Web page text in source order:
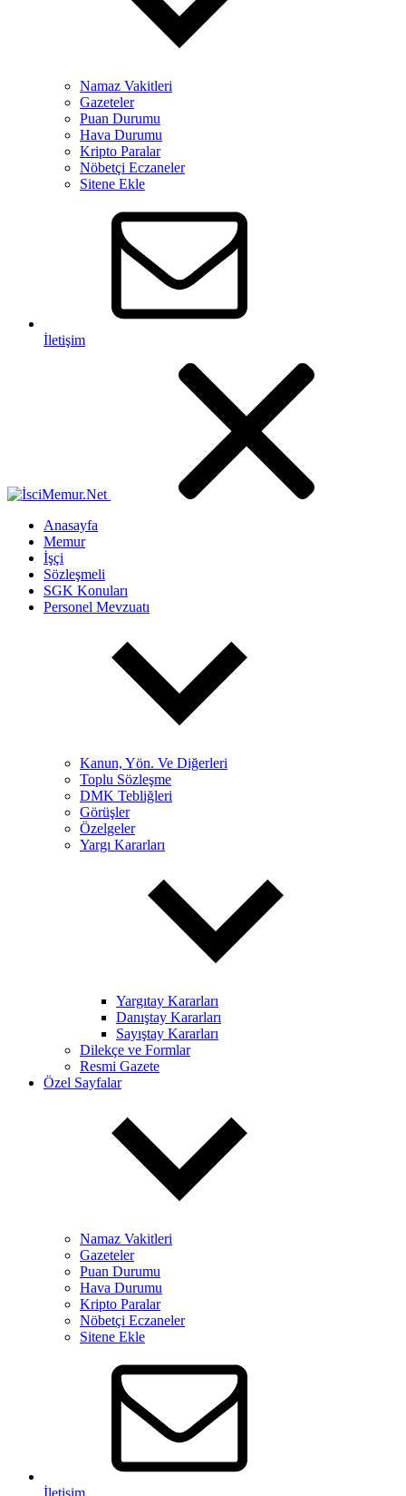
Namaz Vakitleri
Gazeteler
Puan Durumu
Hava Durumu
Kripto Paralar
Nöbetçi Eczaneler
Sitene Ekle
İletişim
Anasayfa
Memur
İşçi
Sözleşmeli
SGK Konuları
Personel Mevzuatı
Kanun, Yön. Ve Diğerleri
Toplu Sözleşme
DMK Tebliğleri
Görüşler
Özelgeler
Yargı Kararları
Yargıtay Kararları
Danıştay Kararları
Sayıştay Kararları
Dilekçe ve Formlar
Resmi Gazete
Özel Sayfalar
Namaz Vakitleri
Gazeteler
Puan Durumu
Hava Durumu
Kripto Paralar
Nöbetçi Eczaneler
Sitene Ekle
İletişim